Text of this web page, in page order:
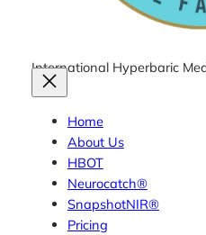
International Hyperbaric
Home
About Us
HBOT
Neurocatch®
SnapshotNIR®
Pricing